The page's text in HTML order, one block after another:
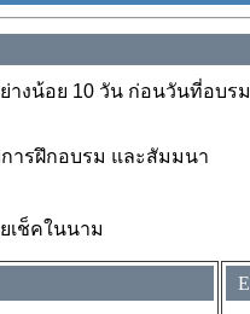
างน้อย 10 วัน ก่อนวันที่อบร
การฝึกอบรม และสัมมนา
เช็คในนาม